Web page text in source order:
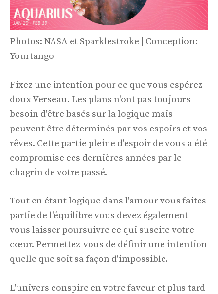
Photos: NASA et Sparklestroke | Conception:
Yourtango
Fixez une intention pour ce que vous espérez
doux Verseau. Les plans n'ont pas toujours
besoin d'être basés sur la logique mais
peuvent être déterminés par vos espoirs et vos
rêves. Cette partie pleine d'espoir de vous a été
compromise ces dernières années par le
chagrin de votre passé.
Tout en étant logique dans l'amour vous faites
partie de l'équilibre vous devez également
vous laisser poursuivre ce qui suscite votre
cœur. Permettez-vous de définir une intention
quelle que soit sa façon d'impossible.
L'univers conspire en votre faveur et plus tard